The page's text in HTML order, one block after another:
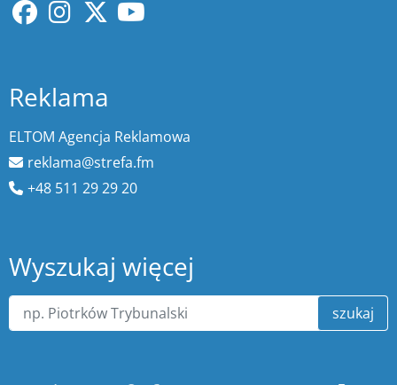
Reklama
ELTOM Agencja Reklamowa
reklama@strefa.fm
+48 511 29 29 20
Wyszukaj więcej
szukaj